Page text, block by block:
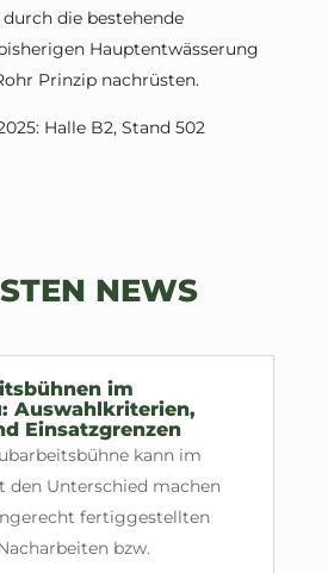
die bestehende
Hauptentwässerung
Prinzip nachrüsten.
Halle B2, Stand 502
NEWS
im
Auswahlkriterien,
Einsatzgrenzen
kann im
den Unterschied machen
fertiggestellten
bzw.